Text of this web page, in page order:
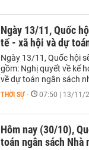
Ngày 13/11, Quốc
tế - xã hội và dự
Ngày 13/11, Quốc hội
gồm: Nghị quyết về kế
về dự toán ngân sách
THỜI SỰ - 07:50 | 13/11/
Hôm nay (30/10),
toán ngân sách Nhà